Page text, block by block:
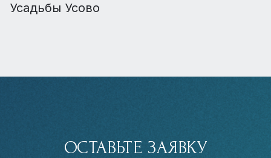
Усадьбы Усово
ОСТАВЬТЕ ЗАЯВКУ